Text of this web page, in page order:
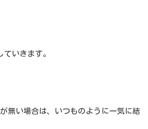
いきます。
無い場合は、いつものように一気に結